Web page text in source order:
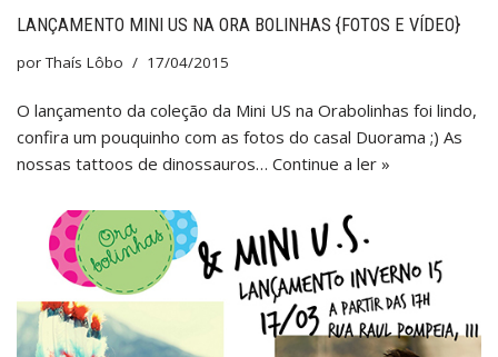
LANÇAMENTO MINI US NA ORA BOLINHAS {FOTOS E VÍDEO}
porThaís Lôbo 17/04/2015
O lançamento da coleção da Mini US na Orabolinhas foi lindo,
confira um pouquinho com as fotos do casal Duorama ;) As
nossas tattoos de dinossauros… Continue a ler »